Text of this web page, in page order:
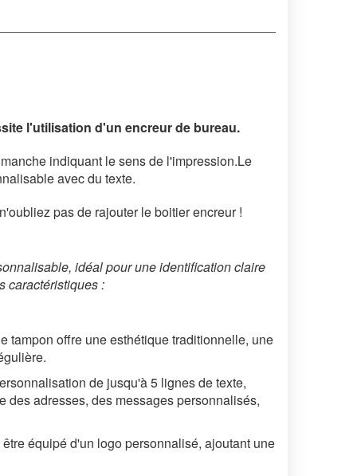
l'utilisation d'un encreur de bureau.
indiquant le sens de l'impression.Le
avec du texte.
pas de rajouter le boitier encreur !
idéal pour une identification claire
caractéristiques :
tampon offre une esthétique traditionnelle, une
de jusqu'à 5 lignes de texte,
adresses, des messages personnalisés,
équipé d'un logo personnalisé, ajoutant une